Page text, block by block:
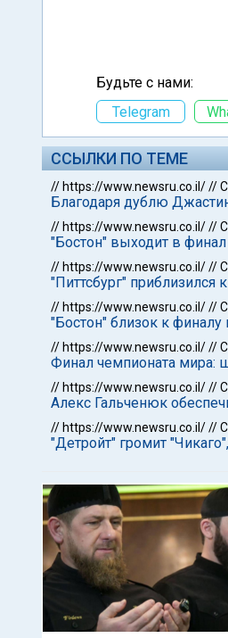
Будьте с нами:
Telegram
ССЫЛКИ ПО ТЕМЕ
// https://www.newsru.co.il///
Благодаря дублю
// https://www.newsru.co.il///
"Бостон" выходит в
// https://www.newsru.co.il///
"Питтсбург" приблизился
// https://www.newsru.co.il///
"Бостон" близок к
// https://www.newsru.co.il///
Финал чемпионата
// https://www.newsru.co.il///
Алекс Гальченюк
// https://www.newsru.co.il///
"Детройт" громит